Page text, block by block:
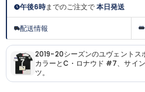
午後6時までのご注文で本日発送
配送情報
2019-20シーズンのユヴェントス
カラーとC・ロナウド #7、サイ
ツ。